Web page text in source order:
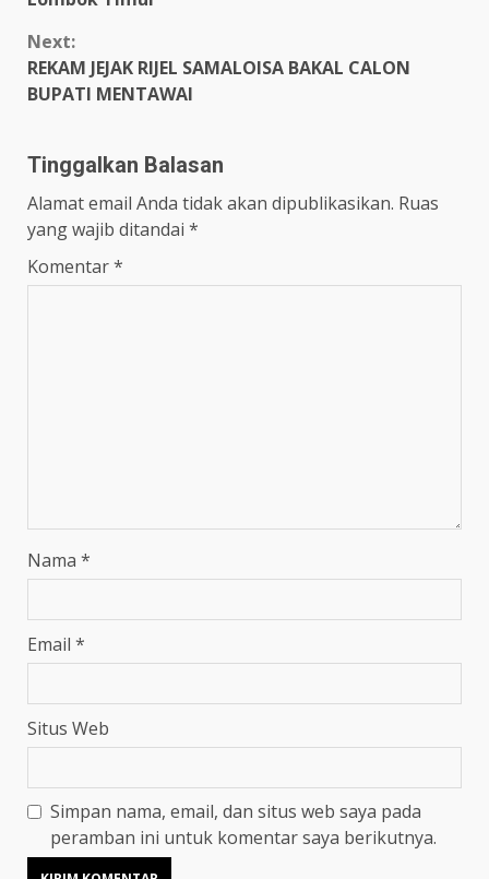
Next:
REKAM JEJAK RIJEL SAMALOISA BAKAL CALON
BUPATI MENTAWAI
Tinggalkan Balasan
Alamat email Anda tidak akan dipublikasikan. Ruas
yang wajib ditandai *
Komentar*
Nama *
Email *
Situs Web
Simpan nama, email, dan situs web saya pada
peramban ini untuk komentar saya berikutnya.